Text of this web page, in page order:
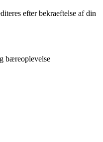
efter bekraeftelse af din
bæreoplevelse